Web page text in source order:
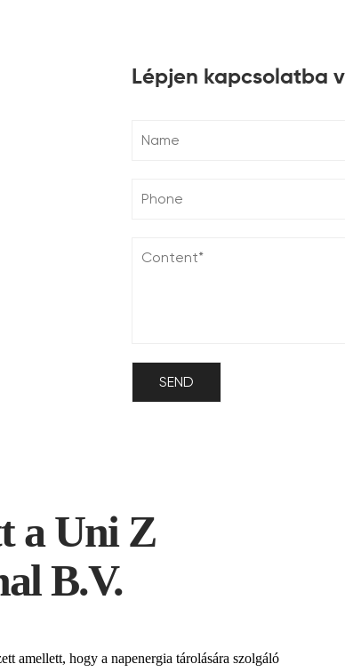
Lépjen kapcsolatba
a Uni Z
B.V.
amellett, hogy a napenergia tárolására szolgáló